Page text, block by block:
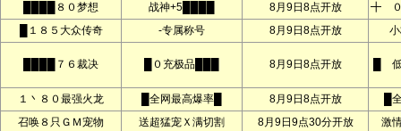
████８０梦想 战神+5████ 8月9日8点开放
╋ ０
█１８５大众传奇
-专属称号 8月9日8点开放
████７６裁决 █０充极品███ 8月9日8点开放 █
１丶８０最强火龙 █全网最高爆率█ 8月9日8点开放
█
召唤８只ＧＭ宠物
送超猛宠Ｘ满切割 8月9日9点30分开放
激